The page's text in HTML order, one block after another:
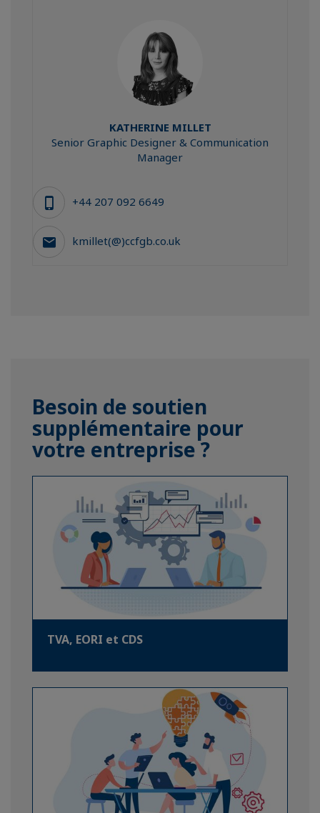
KATHERINE MILLET
Senior Graphic Designer & Communication
Manager
+44 207 092 6649
kmillet(@)ccfgb.co.uk
Besoin de soutien
supplémentaire pour
votre entreprise ?
TVA, EORI et CDS